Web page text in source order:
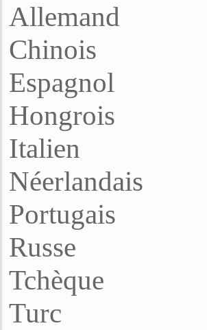
Allemand
Chinois
Espagnol
Hongrois
Italien
Néerlandais
Portugais
Russe
Tchèque
Turc